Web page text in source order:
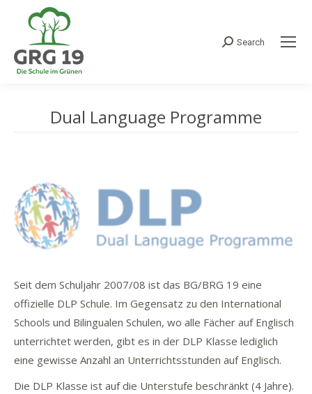
Search:
Search
Dual Language Programme
Seit dem Schuljahr 2007/08 ist das BG/BRG 19 eine
offizielle DLP Schule. Im Gegensatz zu den International
Schools und Bilingualen Schulen, wo alle Fächer auf Englisch
unterrichtet werden, gibt es in der DLP Klasse lediglich
eine gewisse Anzahl an Unterrichtsstunden auf Englisch.
Die DLP Klasse ist auf die Unterstufe beschränkt (4 Jahre).